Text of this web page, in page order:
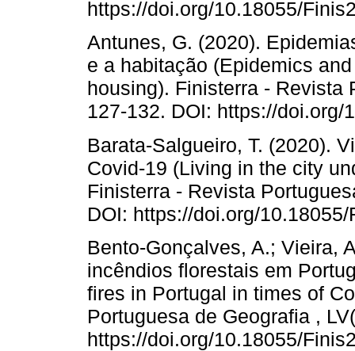
https://doi.org/10.18055/
Antunes, G. (2020).
e a habitação (Epidemics
housing). Finisterra - Revista
127-132. DOI: https://
Barata-Salgueiro, T. (2020).
Covid-19 (Living in the city
Finisterra - Revista
DOI: https://doi.org/
Bento-Gonçalves, A.; Vieira,
incêndios florestais em
fires in Portugal in times of
Portuguesa de Geografia ,
https://doi.org/10.18055/